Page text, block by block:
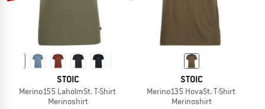
STOIC
Merino155 LaholmSt. T-Shirt
Merinoshirt
STOIC
Merino135 HovaSt. T-Shirt
Merinoshirt